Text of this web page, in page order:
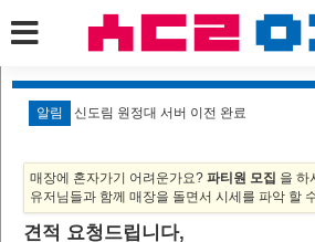
알림 신도림 원정대 서버 이전 완료
매장에 혼자가기 어려운가요? 파티원 모집 을 하
유저님들과 함께 매장을 돌면서 시세를 파악 할
견적 요청드립니다,